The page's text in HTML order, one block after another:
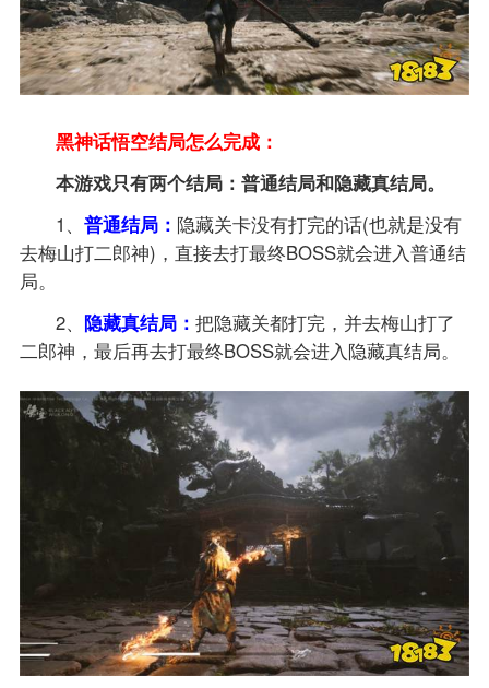
黑神话悟空结局怎么完成：
本游戏只有两个结局：普通结局和隐藏真结局。
1、普通结局： 隐藏关卡没有打完的话(也就是没有
去梅山打二郎神)，直接去打最终BOSS就会进入普通结
局。
2、 隐藏真结局：把隐藏关都打完，并去梅山打了
二郎神，最后再去打最终BOSS就会进入隐藏真结局。